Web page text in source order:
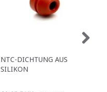
NTC-DICHTUNG AUS
SILIKON